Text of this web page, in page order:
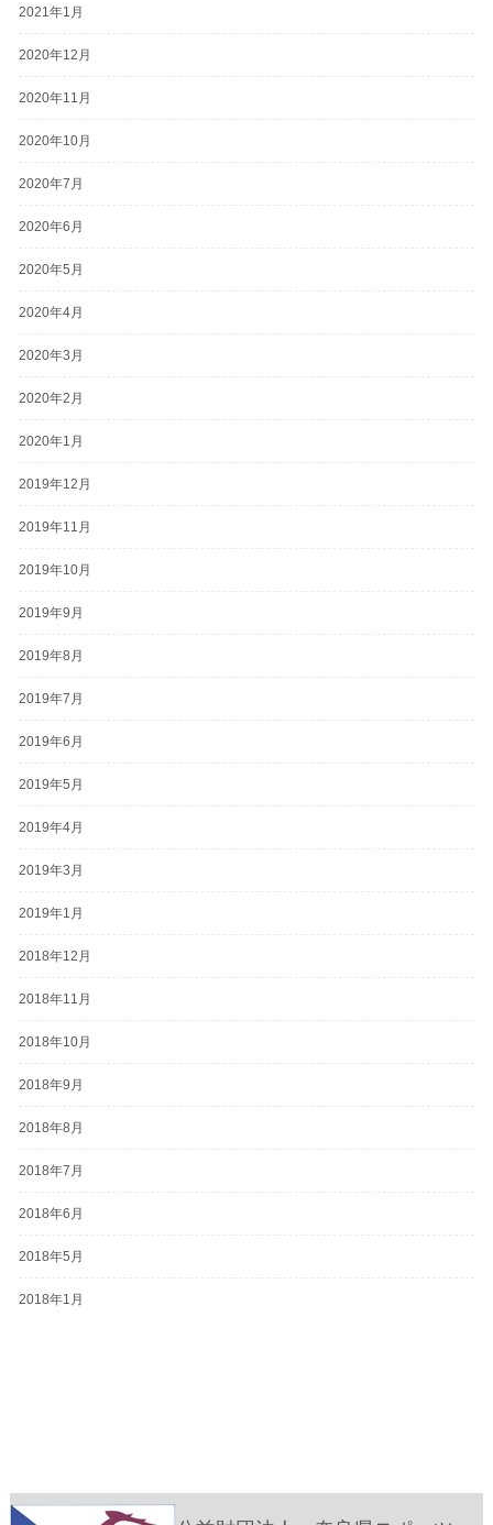
2021年1月
2020年12月
2020年11月
2020年10月
2020年7月
2020年6月
2020年5月
2020年4月
2020年3月
2020年2月
2020年1月
2019年12月
2019年11月
2019年10月
2019年9月
2019年8月
2019年7月
2019年6月
2019年5月
2019年4月
2019年3月
2019年1月
2018年12月
2018年11月
2018年10月
2018年9月
2018年8月
2018年7月
2018年6月
2018年5月
2018年1月